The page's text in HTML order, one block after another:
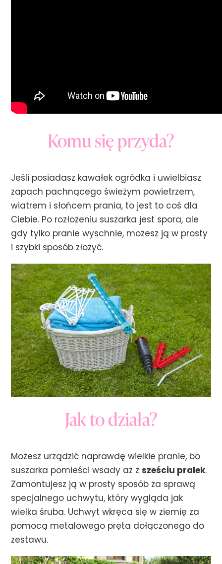
Komu się przyda?
Jeśli posiadasz kawałek ogródka i uwielbiasz
zapach pachnącego świeżym powietrzem,
wiatrem i słońcem prania, to jest to coś dla
Ciebie. Po rozłożeniu suszarka jest spora, ale
gdy tylko pranie wyschnie, możesz ją w prosty
i szybki sposób złożyć.
Jak to działa?
Możesz urządzić naprawdę wielkie pranie, bo
suszarka pomieści wsady aż zsześciu pralek.
Zamontujesz ją w prosty sposób za sprawą
specjalnego uchwytu, który wygląda jak
wielka śruba. Uchwyt wkręca się w ziemię za
pomocą metalowego pręta dołączonego do
zestawu.